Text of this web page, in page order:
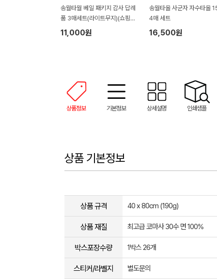
송월타월 베일 패키지 감사 답례
품 3매세트(라이트무지)(쇼핑백
증정)
11,000원
송월타올 사군자 자수타올
4매 세트
16,500원
상품정보 기본정보 상세설명 인쇄샘플
상품 기본정보
상품 규격 40 x 80cm (190g)
상품 재질 최고급 코마사 30수 면 100%
박스포장수량 1박스 26개
스티커/라벨지 별도문의